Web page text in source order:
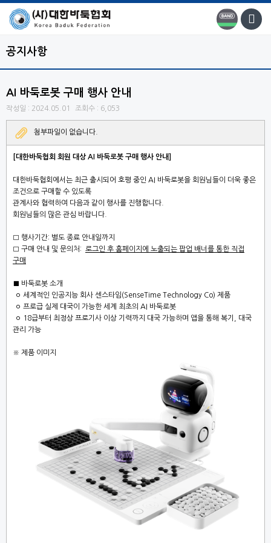
공지사항
AI 바둑로봇 구매 행사 안내
작성일 : 2024.05.01 조회수 : 6,053
첨부파일이 없습니다.
[대한바둑협회 회원 대상AI 바둑로봇 구매 행사 안내 ]
대한바둑협회에서는 최근 출시되어 호평 중인 AI 바둑로봇을 회원님들이 더욱 좋은
조건으로 구매할 수 있도록
관계사와 협력하여 다음과 같이 행사를 진행합니다.
회원님들의 많은 관심 바랍니다.
□ 행사기간: 별도 종료 안내일까지
□ 구매 안내 및 문의처: 로그인 후 홈페이지에 노출되는 팝업 배너를 통한 직접
구매
■ 바둑로봇 소개
ㅇ 세계적인 인공지능 회사 센스타임(SenseTime Technology Co) 제품
ㅇ 프로급 실제 대국이 가능한 세계 최초의 AI 바둑로봇
ㅇ 18급부터 최정상 프로기사 이상 기력까지 대국 가능하며 앱을 통해 복기, 대국
관리 가능
※ 제품 이미지